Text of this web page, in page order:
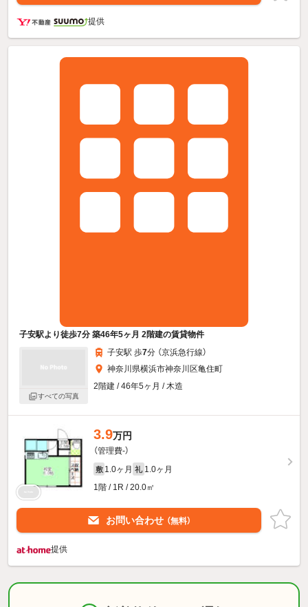
提供
子安駅より徒歩7分 築46年5ヶ月 2階建の賃貸物件
すべての写真
子安駅 歩7分 （京浜急行線）
神奈川県横浜市神奈川区亀住町
2階建 / 46年5ヶ月 / 木造
3.9万円
（管理費-）
敷 1.0ヶ月 礼 1.0ヶ月
1階 / 1R / 20.0㎡
お問い合わせ （無料）
提供